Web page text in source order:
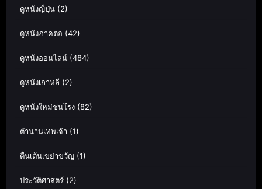
ดูหนังญี่ปุ่น (2)
ดูหนังภาคต่อ (42)
ดูหนังออนไลน์ (484)
ดูหนังเกาหลี (2)
ดูหนังใหม่ชนโรง (82)
ตำนานเทพเจ้า (1)
ตื่นเต้นเขย่าขวัญ (1)
ประวัติศาสตร์ (2)